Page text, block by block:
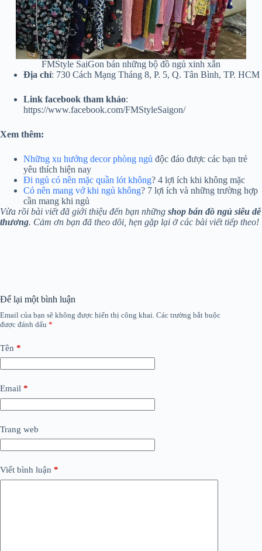
FMStyle SaiGon bán những bộ đồ ngủ xinh xắn
Địa chỉ: 730 Cách Mạng Tháng 8, P. 5, Q. Tân Bình, TP. HCM
Link facebook tham khảo:
https://www.facebook.com/FMStyleSaigon/
Xem thêm:
Những xu hướng decor phòng ngủ độc đáo được các bạn trẻ
yêu thích hiện nay
Đi ngủ có nên mặc quần lót không? 4 lợi ích khi không mặc
Có nên mang vớ khi ngủ không? 7 lợi ích và những trường hợp
cần mang khi ngủ
Vừa rồi bài viết đã giới thiệu đến bạn những shop bán đồ ngủ siêu dễ
thương. Cảm ơn bạn đã theo dõi, hẹn gặp lại ở các bài viết tiếp theo!
Để lại một bình luận
Email của bạn sẽ không được hiển thị công khai. Các trường bắt buộc
được đánh dấu *
Tên *
Email *
Trang web
Viết bình luận *